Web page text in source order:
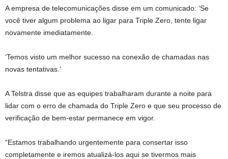
A empresa de telecomunicações disse em um comunicado: ‘Se
você tiver algum problema ao ligar para Triple Zero, tente ligar
novamente imediatamente.
‘Temos visto um melhor sucesso na conexão de chamadas nas
novas tentativas.’
A Telstra disse que as equipes trabalharam durante a noite para
lidar com o erro de chamada do Triple Zero e que seu processo de
verificação de bem-estar permanece em vigor.
“Estamos trabalhando urgentemente para consertar isso
completamente e iremos atualizá-los aqui se tivermos mais